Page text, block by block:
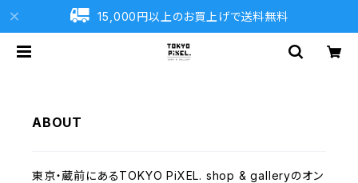
15,000円以上のお買上げで送料無料
ABOUT
東京・蔵前にあるTOKYO PiXEL. shop & galleryのオン